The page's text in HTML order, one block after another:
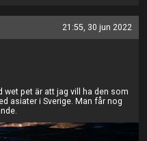
21:55, 30 jun 2022
wet pet är att jag vill ha den som
asiater i Sverige. Man får nog